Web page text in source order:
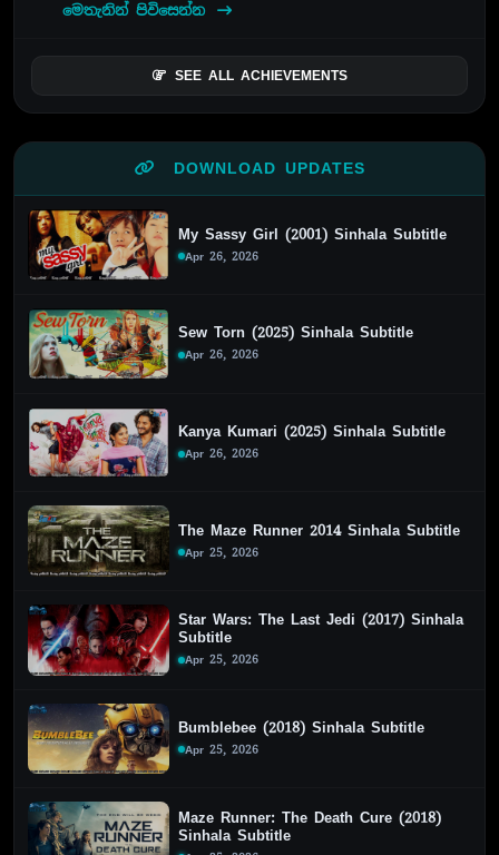
මෙතැනින් පිවිසෙන්න
SEE ALL ACHIEVEMENTS
DOWNLOAD UPDATES
My Sassy Girl (2001) Sinhala Subtitle
Apr 26, 2026
Sew Torn (2025) Sinhala Subtitle
Apr 26, 2026
Kanya Kumari (2025) Sinhala Subtitle
Apr 26, 2026
The Maze Runner 2014 Sinhala Subtitle
Apr 25, 2026
Star Wars: The Last Jedi (2017) Sinhala
Subtitle
Apr 25, 2026
Bumblebee (2018) Sinhala Subtitle
Apr 25, 2026
Maze Runner: The Death Cure (2018)
Sinhala Subtitle